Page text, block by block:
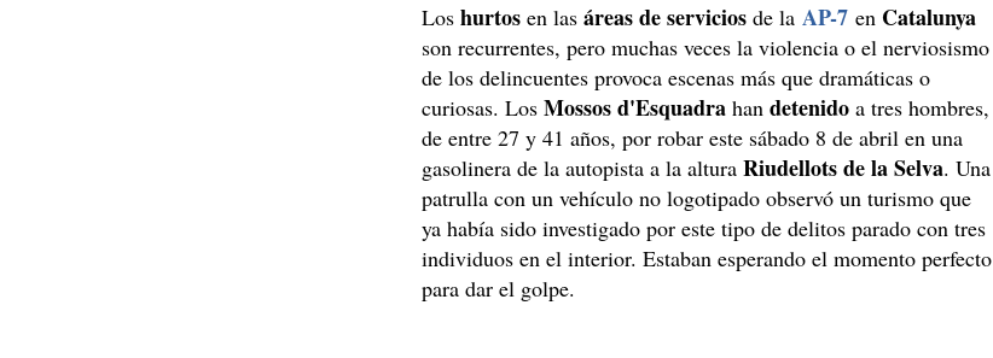
Loshurtos en lasáreas de servicios de laAP-7 en Catalunya
son recurrentes, pero muchas veces la violencia o el nerviosismo
de los delincuentes provoca escenas más que dramáticas o
curiosas. LosMossos d'Esquadra handetenido a tres hombres,
de entre 27 y 41 años, por robar este sábado 8 de abril en una
gasolinera de la autopista a la alturaRiudellots de la Selva. Una
patrulla con un vehículo no logotipado observó un turismo que
ya había sido investigado por este tipo de delitos parado con tres
individuos en el interior. Estaban esperando el momento perfecto
para dar el golpe.